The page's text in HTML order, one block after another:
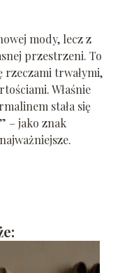
mody, lecz z
przestrzeni. To
rzeczami trwałymi,
Właśnie
stała się
– jako znak